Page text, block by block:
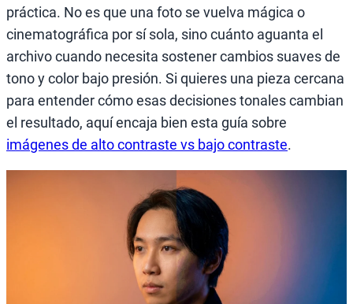
práctica. No es que una foto se vuelva mágica o
cinematográfica por sí sola, sino cuánto aguanta el
archivo cuando necesita sostener cambios suaves de
tono y color bajo presión. Si quieres una pieza cercana
para entender cómo esas decisiones tonales cambian
el resultado, aquí encaja bien esta guía sobre
imágenes de alto contraste vs bajo contraste.